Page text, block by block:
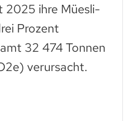
2025 ihre Müesli-
Prozent
32 474 Tonnen
verursacht.